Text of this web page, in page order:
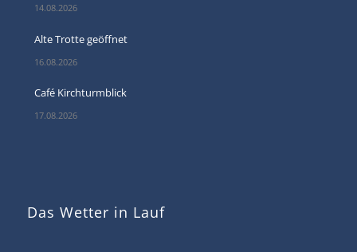
14.08.2026
Alte Trotte geöffnet
16.08.2026
Café Kirchturmblick
17.08.2026
Das Wetter in Lauf